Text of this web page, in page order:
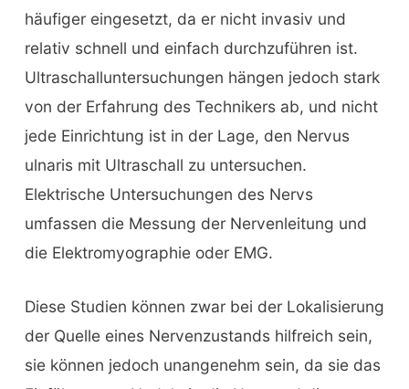
häufiger eingesetzt, da er nicht invasiv und
relativ schnell und einfach durchzuführen ist.
Ultraschalluntersuchungen hängen jedoch stark
von der Erfahrung des Technikers ab, und nicht
jede Einrichtung ist in der Lage, den Nervus
ulnaris mit Ultraschall zu untersuchen.
Elektrische Untersuchungen des Nervs
umfassen die Messung der Nervenleitung und
die Elektromyographie oder EMG.
Diese Studien können zwar bei der Lokalisierung
der Quelle eines Nervenzustands hilfreich sein,
sie können jedoch unangenehm sein, da sie das